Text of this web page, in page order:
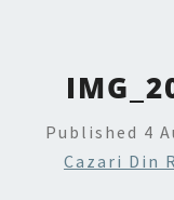
Published 4
Cazari Din